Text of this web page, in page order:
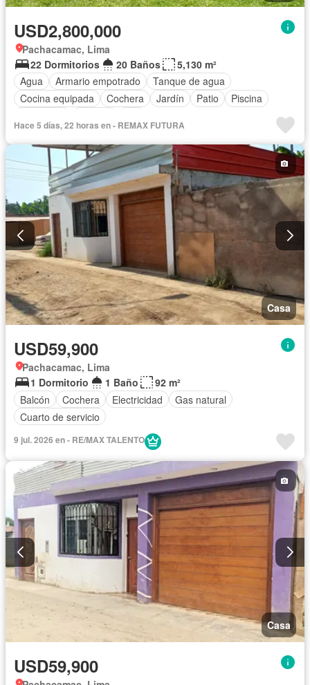
USD2,800,000
Pachacamac, Lima
22 Dormitorios
20 Baños
5,130 m²
Agua
Armario empotrado
Tanque de agua
Cocina equipada
Cochera Jardín Patio
Piscina
Hace 5 días, 22 horas en - REMAX FUTURA
Casa
USD59,900
Pachacamac, Lima
1 Dormitorio
1 Baño
92 m²
Balcón
Cochera Electricidad
Gas natural
Cuarto de servicio
9 jul. 2026 en - RE/MAX TALENTO
Casa
USD59,900